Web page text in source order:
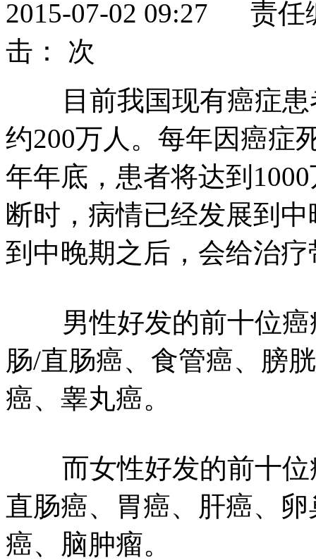
2015-07-02 09:27 责
击： 次
目前我国现有癌症患
约200万人。每年因癌症
年年底，患者将达到
断时，病情已经发展到
到中晚期之后，会给治
男性好发的前十位癌
肠/直肠癌、食管癌、膀
癌、睾丸癌。
而女性好发的前十位
直肠癌、胃癌、肝癌、
癌、脑肿瘤。